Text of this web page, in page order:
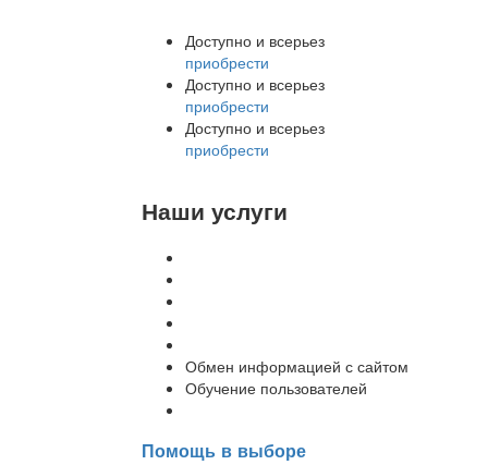
Доступно и всерьез
приобрести
Доступно и всерьез
приобрести
Доступно и всерьез
приобрести
Наши услуги
Обмен информацией с сайтом
Обучение пользователей
Помощь в выборе